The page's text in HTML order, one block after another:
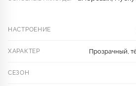
НАСТРОЕНИЕ
ХАРАКТЕР Прозрачный,
СЕЗОН